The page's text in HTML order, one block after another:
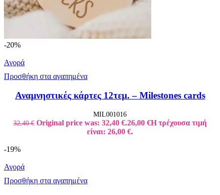
-20%
Αγορά
Προσθήκη στα αγαπημένα
Αναμνηστικές κάρτες 12τεμ. – Milestones cards
MIL001016
32,40€ Original price was: 32,40 €.26,00 €Η τρέχουσα τιμή
είναι: 26,00 €.
-19%
Αγορά
Προσθήκη στα αγαπημένα